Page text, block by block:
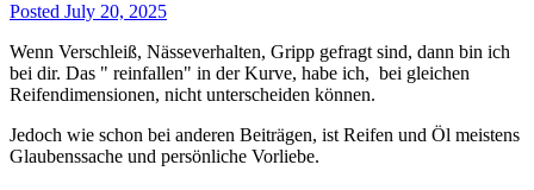
Posted July 20, 2025
Wenn Verschleiß, Nässeverhalten, Gripp gefragt sind, dann bin ich
bei dir. Das " reinfallen" in der Kurve, habe ich, bei gleichen
Reifendimensionen, nicht unterscheiden können.
Jedoch wie schon bei anderen Beiträgen, ist Reifen und Öl meistens
Glaubenssache und persönliche Vorliebe.